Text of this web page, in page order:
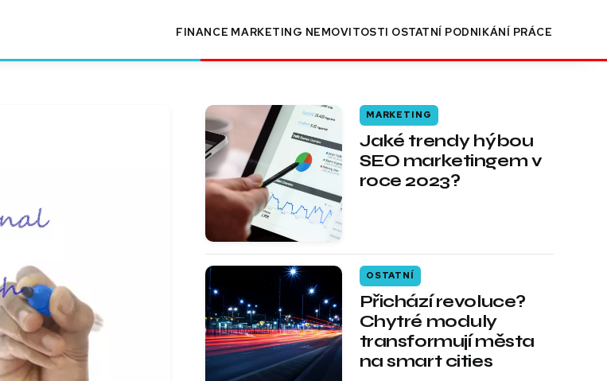
FINANCE MARKETING NEMOVITOSTI OSTATNÍ PODNIKÁNÍ PRÁCE
Jaké trendy hýbou
SEO marketingem v
roce 2023?
MARKETING
Přichází revoluce?
Chytré moduly
transformují města
na smart cities
OSTATNÍ